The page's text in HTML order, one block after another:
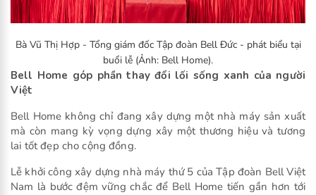
Bà Vũ Thị Hợp - Tổng giám đốc Tập đoàn Bell Đức - phát biểu tại
buổi lễ (Ảnh: Bell Home).
Bell Home góp phần thay đổi lối sống xanh của người
Việt
Bell Home không chỉ đang xây dựng một nhà máy sản xuất
mà còn mang kỳ vọng dựng xây một thương hiệu và tương
lai tốt đẹp cho cộng đồng.
Lễ khởi công xây dựng nhà máy thứ 5 của Tập đoàn Bell Việt
Nam là bước đệm vững chắc để Bell Home tiến gần hơn tới